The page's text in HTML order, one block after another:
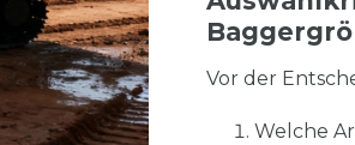
Vor der
Welche